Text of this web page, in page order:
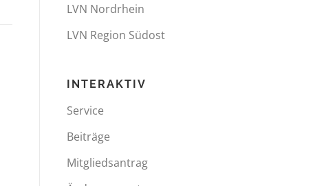
LVN Nordrhein
LVN Region Südost
INTERAKTIV
Service
Beiträge
Mitgliedsantrag